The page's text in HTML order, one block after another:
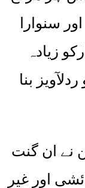
سنوارا
زیادہ
بنا
ان گنت
اور غیر